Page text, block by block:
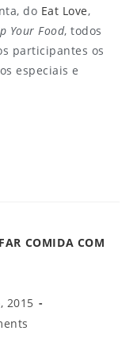
do Eat Love,
Your Food, todos
participantes os
especiais e
COMIDA COM
2015